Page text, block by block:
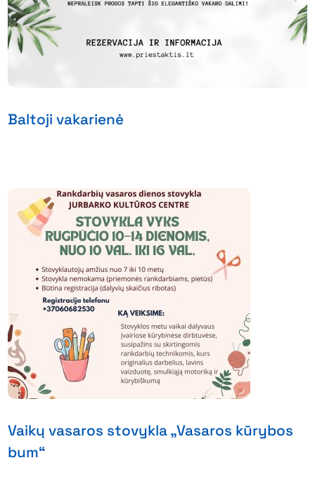
Baltoji vakarienė
Vaikų vasaros stovykla „Vasaros kūrybos
bum“